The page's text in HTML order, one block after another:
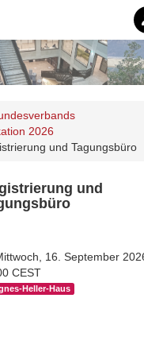
2026
und Tagungsbüro
und
16. September
CEST
Hel­ler-Haus